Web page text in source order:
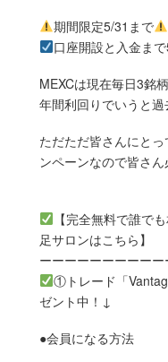
期間限定5/31まで
口座開設と入金ま
MEXCは現在毎日3銘
年間利回りでいうと過
ただただ皆さんにと
ンペーンなので皆さん
【完全無料で誰で
足サロンはこちら】
ーーーーーーーーー
①トレード「
ゼント中！↓
●会員になる方法